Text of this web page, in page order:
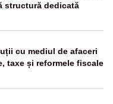
structură dedicată
cu mediul de afaceri
taxe și reformele fiscale